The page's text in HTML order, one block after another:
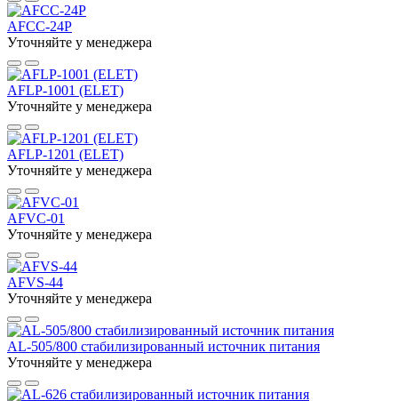
AFCC-24P
Уточняйте у менеджера
AFLP-1001 (ELET)
Уточняйте у менеджера
AFLP-1201 (ELET)
Уточняйте у менеджера
AFVC-01
Уточняйте у менеджера
AFVS-44
Уточняйте у менеджера
AL-505/800 стабилизированный источник питания
Уточняйте у менеджера